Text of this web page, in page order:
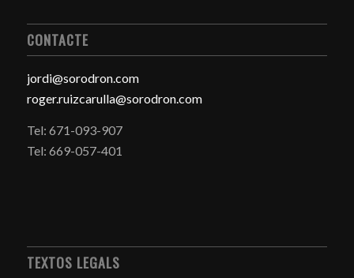
CONTACTE
jordi@sorodron.com
roger.ruizcarulla@sorodron.com
Tel: 671-093-907
Tel: 669-057-401
TEXTOS LEGALS